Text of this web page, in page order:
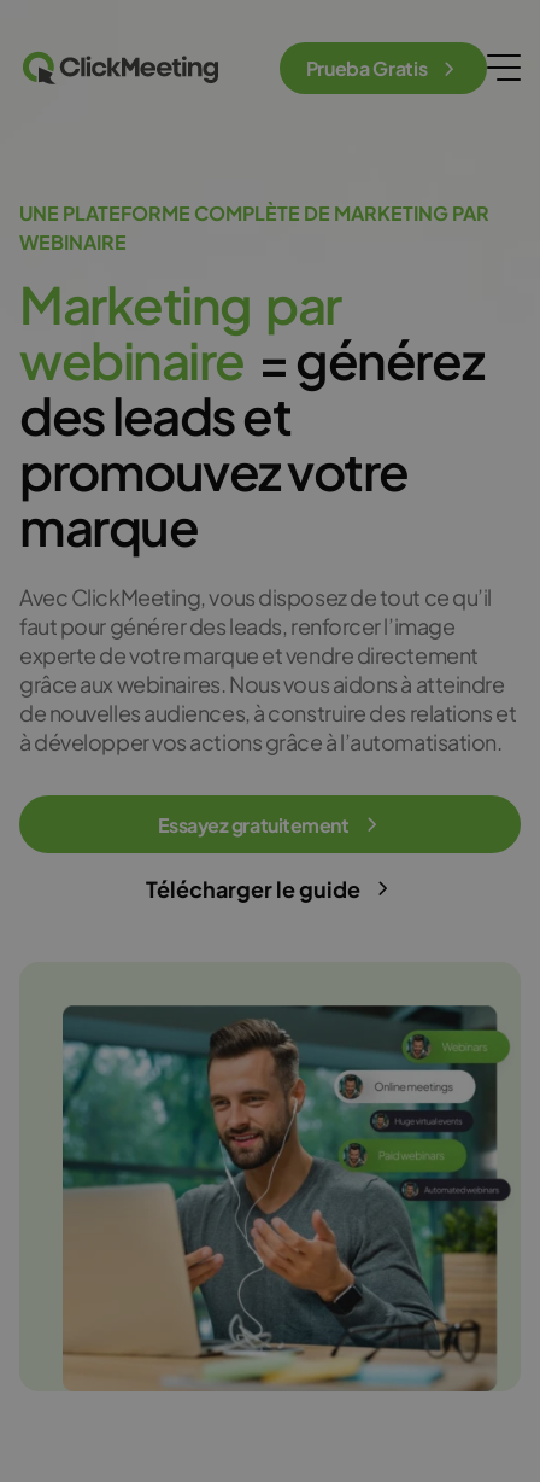
Prueba Gratis
UNE PLATEFORME COMPLÈTE DE MARKETING PAR
WEBINAIRE
Marketing par
webinaire = générez
des leads et
promouvez votre
marque
Avec ClickMeeting, vous disposez de tout ce qu’il
faut pour générer des leads, renforcer l’image
experte de votre marque et vendre directement
grâce aux webinaires. Nous vous aidons à atteindre
de nouvelles audiences, à construire des relations et
à développer vos actions grâce à l’automatisation.
Essayez gratuitement
Télécharger le guide